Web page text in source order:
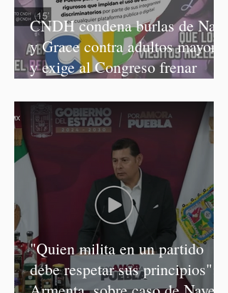
CNDH condena burlas de Nay
y Grace contra adultos mayores
y exige al Congreso frenar
"Quien milita en un partido
debe respetar sus principios":